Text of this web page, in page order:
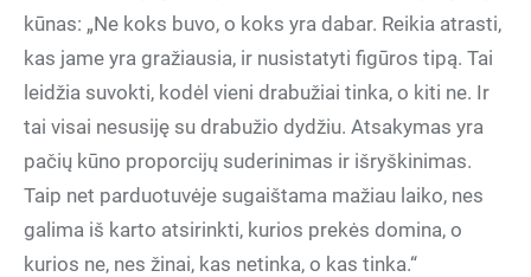
kūnas: „Ne koks buvo, o koks yra dabar. Reikia atrasti,
kas jame yra gražiausia, ir nusistatyti figūros tipą. Tai
leidžia suvokti, kodėl vieni drabužiai tinka, o kiti ne. Ir
tai visai nesusiję su drabužio dydžiu. Atsakymas yra
pačių kūno proporcijų suderinimas ir išryškinimas.
Taip net parduotuvėje sugaištama mažiau laiko, nes
galima iš karto atsirinkti, kurios prekės domina, o
kurios ne, nes žinai, kas netinka, o kas tinka.“